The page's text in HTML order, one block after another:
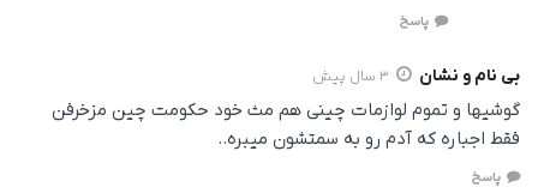
پاسخ
بی نام و نشان 3 سال پیش
گوشیها و تموم لوازمات چینی هم مث خود حکومت چین مزخرفن
فقط اجباره که آدم رو به سمتشون میبره..
پاسخ